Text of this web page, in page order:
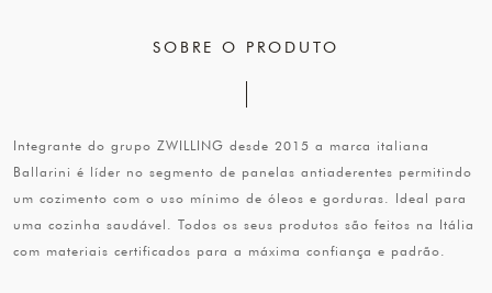
SOBRE O PRODUTO
Integrante do grupo ZWILLING desde 2015 a marca italiana
Ballarini é líder no segmento de panelas antiaderentes permitindo
um cozimento com o uso mínimo de óleos e gorduras. Ideal para
uma cozinha saudável. Todos os seus produtos são feitos na Itália
com materiais certificados para a máxima confiança e padrão.